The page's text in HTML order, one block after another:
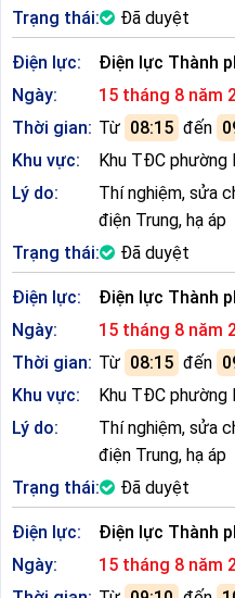
Trạng thái:
Đã duyệt
Điện lực:
Điện lực Thành
Ngày:
15 tháng 8 năm
Thời gian: Từ 08:15 đến
Khu vực:
Khu TĐC phường
Lý do:
Thí nghiệm, sửa
điện Trung, hạ áp
Trạng thái:
Đã duyệt
Điện lực:
Điện lực Thành
Ngày:
15 tháng 8 năm
Thời gian: Từ 08:15 đến
Khu vực:
Khu TĐC phường
Lý do:
Thí nghiệm, sửa
điện Trung, hạ áp
Trạng thái:
Đã duyệt
Điện lực:
Điện lực Thành
Ngày:
15 tháng 8 năm